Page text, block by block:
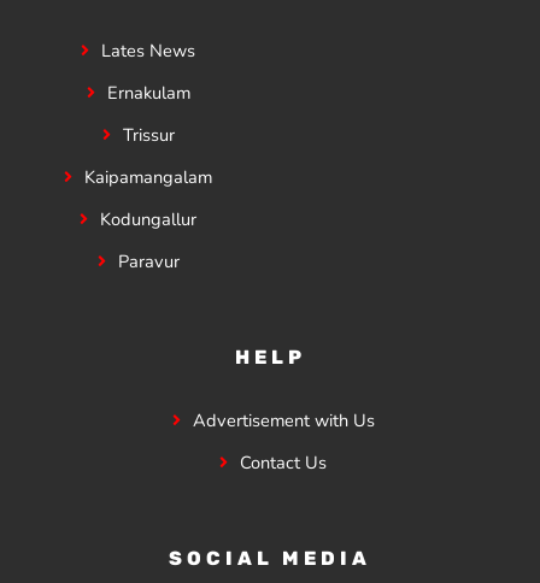
Lates News
Ernakulam
Trissur
Kaipamangalam
Kodungallur
Paravur
HELP
Advertisement with Us
Contact Us
SOCIAL MEDIA